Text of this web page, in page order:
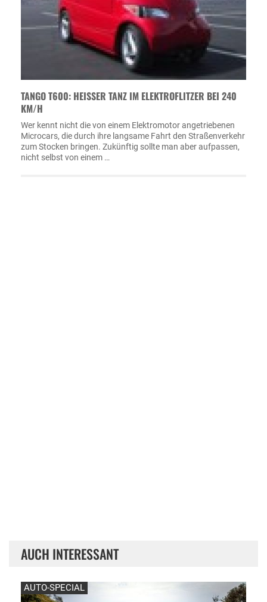
TANGO T600: HEISSER TANZ IM ELEKTROFLITZER BEI 240 K
M/H
Wer kennt nicht die von einem Elektromotor angetriebenen
Microcars, die durch ihre langsame Fahrt den Straßenverkehr
zum Stocken bringen. Zukünftig sollte man aber aufpassen,
nicht selbst von einem …
AUCH INTERESSANT
AUTO-SPECIAL